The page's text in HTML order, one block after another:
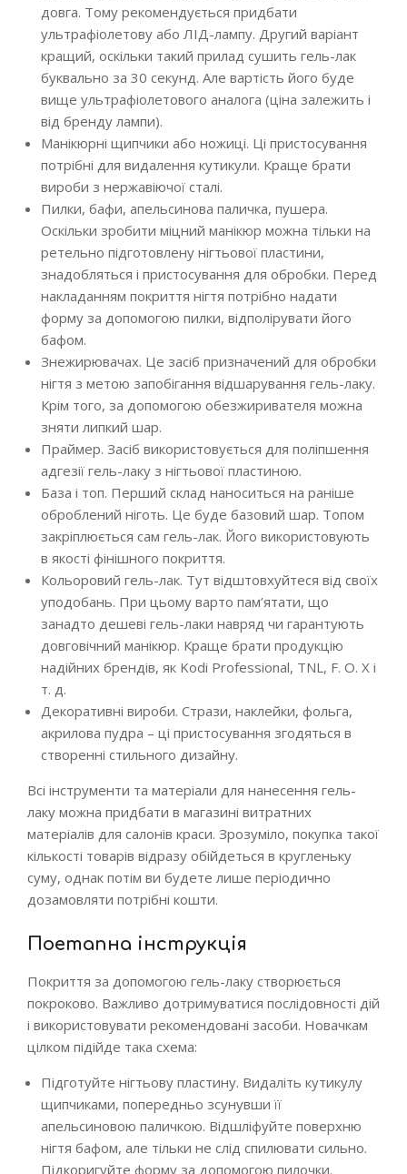
довга. Тому рекомендується придбати
ультрафіолетову або ЛІД-лампу. Другий варіант
кращий, оскільки такий прилад сушить гель-лак
буквально за 30 секунд. Але вартість його буде
вище ультрафіолетового аналога (ціна залежить і
від бренду лампи).
Манікюрні щипчики або ножиці. Ці пристосування
потрібні для видалення кутикули. Краще брати
вироби з нержавіючої сталі.
Пилки, бафи, апельсинова паличка, пушера.
Оскільки зробити міцний манікюр можна тільки на
ретельно підготовлену нігтьової пластини,
знадобляться і пристосування для обробки. Перед
накладанням покриття нігтя потрібно надати
форму за допомогою пилки, відполірувати його
бафом.
Знежирювачах. Це засіб призначений для обробки
нігтя з метою запобігання відшарування гель-лаку.
Крім того, за допомогою обезжиривателя можна
зняти липкий шар.
Праймер. Засіб використовується для поліпшення
адгезії гель-лаку з нігтьової пластиною.
База і топ. Перший склад наноситься на раніше
оброблений ніготь. Це буде базовий шар. Топом
закріплюється сам гель-лак. Його використовують
в якості фінішного покриття.
Кольоровий гель-лак. Тут відштовхуйтеся від своїх
уподобань. При цьому варто пам’ятати, що
занадто дешеві гель-лаки навряд чи гарантують
довговічний манікюр. Краще брати продукцію
надійних брендів, як Kodi Professional, TNL, F. O. X і
т. д.
Декоративні вироби. Стрази, наклейки, фольга,
акрилова пудра – ці пристосування згодяться в
створенні стильного дизайну.
Всі інструменти та матеріали для нанесення гель-
лаку можна придбати в магазині витратних
матеріалів для салонів краси. Зрозуміло, покупка такої
кількості товарів відразу обійдеться в кругленьку
суму, однак потім ви будете лише періодично
дозамовляти потрібні кошти.
Поетапна інструкція
Покриття за допомогою гель-лаку створюється
покроково. Важливо дотримуватися послідовності дій
і використовувати рекомендовані засоби. Новачкам
цілком підійде така схема:
Підготуйте нігтьову пластину. Видаліть кутикулу
щипчиками, попередньо зсунувши її
апельсиновою паличкою. Відшліфуйте поверхню
нігтя бафом, але тільки не слід спилювати сильно.
Підкоригуйте форму за допомогою пилочки.